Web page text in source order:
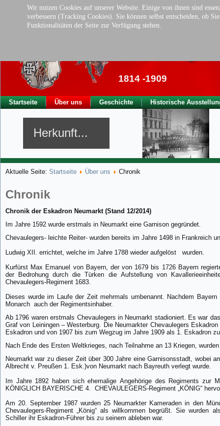
1814 -1909
Startseite Über uns Geschichte Historische
Herkunft...
Aktuelle Seite: Startseite Über uns Chronik
Chronik
Chronik der Eskadron Neumarkt (Stand 12/2014)
Im Jahre 1592 wurde erstmals in Neumarkt eine Garnison gegründet.
Chevaulegers- leichte Reiter- wurden bereits im Jahre 1498 in Frankreich
Ludwig XII. errichtet, welche im Jahre 1788 wieder aufgelöst
wurden.
Kurfürst Max Emanuel von Bayern, der von 1679 bis 1726 Bayern
der Bedrohung durch die Türken die Aufstellung von
Chevaulegers-Regiment 1683.
Dieses wurde im Laufe der Zeit mehrmals umbenannt. Nachdem Bayern
Monarch auch der Regimentsinhaber.
Ab 1796 waren erstmals Chevaulegers in Neumarkt stadioniert. Es war
Graf von Leiningen – Westerburg. Die Neumarkter Chevaulegers
Eskadron und von 1907 bis zum Wegzug im Jahre 1909 als 1. Eskadron
Nach Ende des Ersten Weltkrieges, nach Teilnahme an 13 Kriegen,
Neumarkt war zu dieser Zeit über 300 Jahre eine Garnisonsstadt, wobei
Albrecht v. Preußen 1. Esk.)von Neumarkt nach Bayreuth verlegt wurde.
Im Jahre 1892 haben sich ehemalige Angehörige des Regiments zur
KÖNIGLICH BAYERISCHE 4. CHEVAULEGERS-Regiment „KÖNIG“
Am 20. September 1987 wurden 25 Neumarkter Kameraden in den
Chevaulegers-Regiment „König“ als willkommen begrüßt. Sie wurden
Schiller ihr Eskadron-Führer bis zu seinem ableben war.
Wir nutzen Cookies auf unserer Website. Einige von ihnen sind
verbessern (Tracking Cookies). Sie können selbst entscheiden, ob
Funktionalitäten der Seite zur Verfügung stehen.